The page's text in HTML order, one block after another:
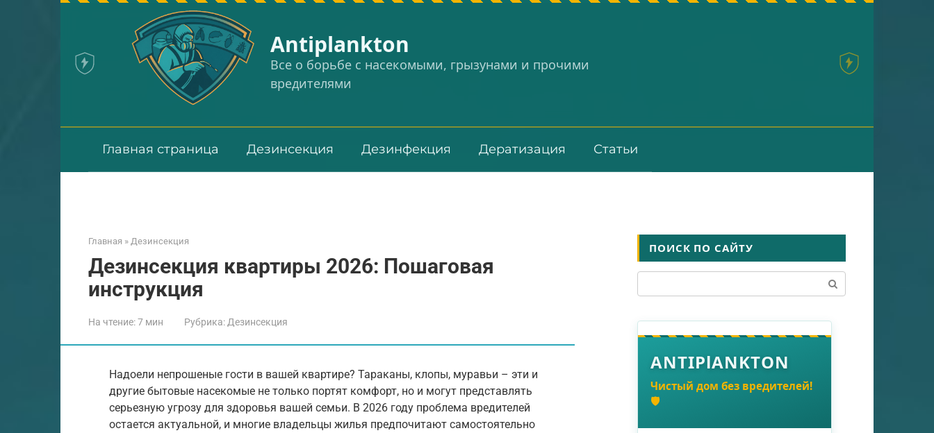
Аntiplankton
Все о борьбе с насекомыми, грызунами и прочими
вредителями
Главная страница Дезинсекция Дезинфекция Дератизация Статьи
Главная » Дезинсекция
Дезинсекция квартиры 2026: Пошаговая
инструкция
На чтение:7 мин Рубрика: Дезинсекция
Надоели непрошеные гости в вашей квартире? Тараканы, клопы, муравьи – эти и
другие бытовые насекомые не только портят комфорт, но и могут представлять
серьезную угрозу для здоровья вашей семьи. В 2026 году проблема вредителей
остается актуальной, и многие владельцы жилья предпочитают самостоятельно
ПОИСК ПО САЙТУ
ANTIPlANKTON
Чистый дом без вредителей!
🛡️